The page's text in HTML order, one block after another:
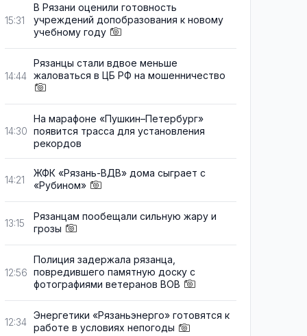
15:31
В Рязани оценили готовность
учреждений допобразования к новому
учебному году
14:44
Рязанцы стали вдвое меньше
жаловаться в ЦБ РФ на мошенничество
14:30
На марафоне «Пушкин–Петербург»
появится трасса для установления
рекордов
14:21
ЖФК «Рязань-ВДВ» дома сыграет с
«Рубином»
13:15
Рязанцам пообещали сильную жару и
грозы
12:56
Полиция задержала рязанца,
повредившего памятную доску с
фотографиями ветеранов ВОВ
12:34
Энергетики «Рязаньэнерго» готовятся к
работе в условиях непогоды